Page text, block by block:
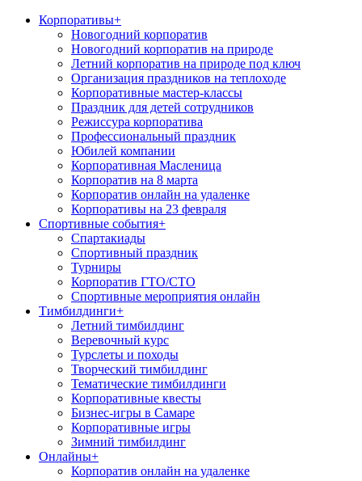
Корпоративы+
Новогодний корпоратив
Новогодний корпоратив на природе
Летний корпоратив на природе под ключ
Организация праздников на теплоходе
Корпоративные мастер-классы
Праздник для детей сотрудников
Режиссура корпоратива
Профессиональный праздник
Юбилей компании
Корпоративная Масленица
Корпоратив на 8 марта
Корпоратив онлайн на удаленке
Корпоративы на 23 февраля
Спортивные события+
Спартакиады
Спортивный праздник
Турниры
Корпоратив ГТО/СТО
Спортивные мероприятия онлайн
Тимбилдинги+
Летний тимбилдинг
Веревочный курс
Турслеты и походы
Творческий тимбилдинг
Тематические тимбилдинги
Корпоративные квесты
Бизнес-игры в Самаре
Корпоративные игры
Зимний тимбилдинг
Онлайны+
Корпоратив онлайн на удаленке